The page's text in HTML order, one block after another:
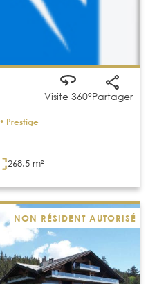
Visite 360°Partager
• Prestige
268.5 m²
NON RÉSIDENT AUTORISÉ